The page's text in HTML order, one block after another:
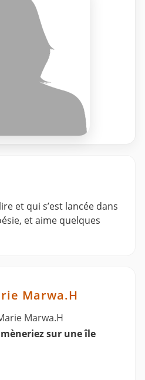
et qui s’est lancée dans
et aime quelques
Marwa.H
Marwa.H
sur une île